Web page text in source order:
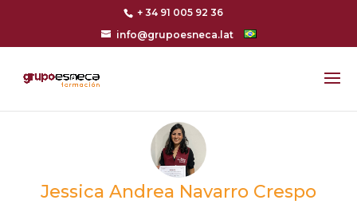
+ 34 91 005 92 36
info@grupoesneca.lat
Jessica Andrea Navarro Crespo